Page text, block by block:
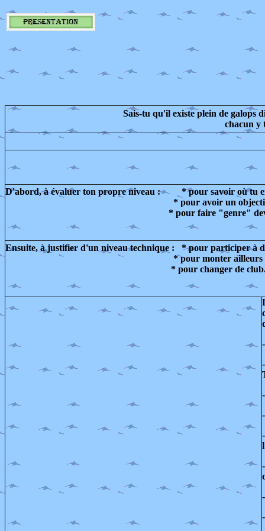
Sais-tu qu'il existe plein de galops
chacun y
D'abord, à évaluer ton propre niveau : * pour savoir où tu
* pour avoir un objectif de
* pour faire "genre" devant les
Ensuite, à justifier d'un niveau technique : * pour participer à
* pour monter ailleurs pendant
* pour changer de
-
-
-
-
-
-
-
-